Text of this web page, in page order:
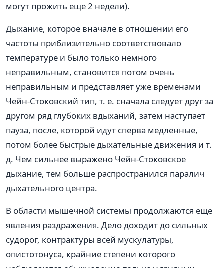
могут прожить еще 2 недели).
Дыхание, которое вначале в отношении его
частоты приблизительно соответствовало
температуре и было только немного
неправильным, становится потом очень
неправильным и представляет уже временами
Чейн-Стоковский тип, т. е. сначала следует друг за
другом ряд глубоких вдыханий, затем наступает
пауза, после, которой идут сперва медленные,
потом более быстрые дыхательные движения и т.
д. Чем сильнее выражено Чейн-Стоковское
дыхание, тем больше распространился паралич
дыхательного центра.
В области мышечной системы продолжаются еще
явления раздражения. Дело доходит до сильных
судорог, контрактуры всей мускулатуры,
опистотонуса, крайние степени которого